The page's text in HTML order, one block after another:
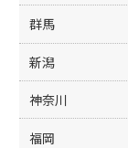
群馬
新潟
神奈川
福岡